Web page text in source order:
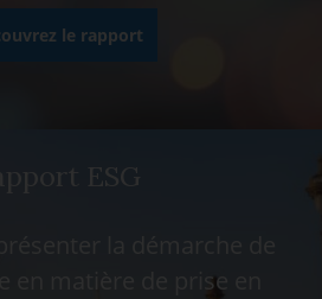
le rapport
ESG
la démarche de
en matière de prise en